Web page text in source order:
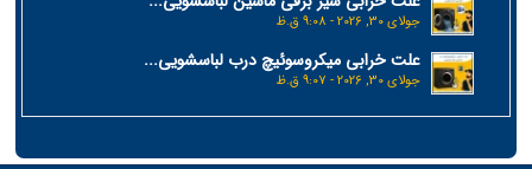
جولای 30, 2026 - 9:08 ق.ظ
علت خرابی میکروسوئیچ درب لباسشویی...
جولای 30, 2026 - 9:07 ق.ظ